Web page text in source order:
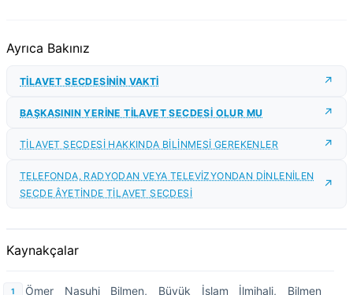
Ayrıca Bakınız
TİLAVET SECDESİNİN VAKTİ
BAŞKASININ YERİNE TİLAVET SECDESİ OLUR MU
TİLAVET SECDESİ HAKKINDA BİLİNMESİ GEREKENLER
TELEFONDA, RADYODAN VEYA TELEVİZYONDAN DİNLENİLEN
SECDE ÂYETİNDE TİLAVET SECDESİ
Kaynakçalar
Ömer Nasuhi Bilmen, Büyük İslam İlmihali, Bilmen